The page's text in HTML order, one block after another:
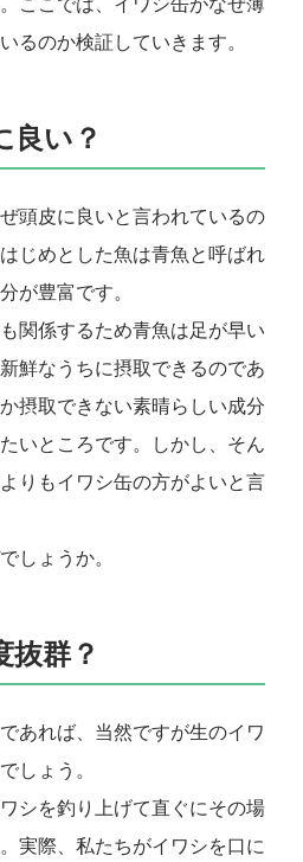
ここでは、イワシ缶がなぜ薄
るのか検証していきます。
良い？
頭皮に良いと言われているの
じめとした魚は青魚と呼ばれ
が豊富です。
関係するため青魚は足が早い
鮮なうちに摂取できるのであ
摂取できない素晴らしい成分
いところです。しかし、そん
りもイワシ缶の方がよいと言
しょうか。
抜群？
あれば、当然ですが生のイワ
しょう。
シを釣り上げて直ぐにその場
実際、私たちがイワシを口に